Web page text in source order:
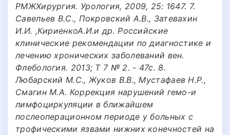
РМЖХирургия. Урология, 2009, 25: 1647. 7.
Савельев В.С., Покровский А.В., Затевахин
И.И. ,КириенкоА.И.и др. Российские
клинические рекомендации по диагностике и
лечению хронических заболеваний вен.
Флебология. 2013; Т 7 № 2. - 47с. 8.
Любарский М.С., Жуков В.В., Мустафаев Н.Р.,
Смагин М.А. Коррекция нарушений гемо-и
лимфоциркуляции в ближайшем
послеоперационном периоде у больных с
трофическими язвами нижних конечностей на